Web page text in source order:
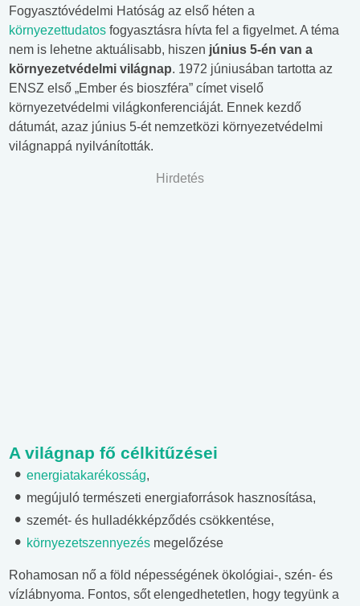
Fogyasztóvédelmi Hatóság az első héten a
környezettudatos fogyasztásra hívta fel a figyelmet. A téma
nem is lehetne aktuálisabb, hiszen június 5-én van a
környezetvédelmi világnap. 1972 júniusában tartotta az
ENSZ első „Ember és bioszféra” címet viselő
környezetvédelmi világkonferenciáját. Ennek kezdő
dátumát, azaz június 5-ét nemzetközi környezetvédelmi
világnappá nyilvánították.
Hirdetés
A világnap fő célkitűzései
energiatakarékosság,
megújuló természeti energiaforrások hasznosítása,
szemét- és hulladékképződés csökkentése,
környezetszennyezés megelőzése
Rohamosan nő a föld népességének ökológiai-, szén- és
vízlábnyoma. Fontos, sőt elengedhetetlen, hogy tegyünk a